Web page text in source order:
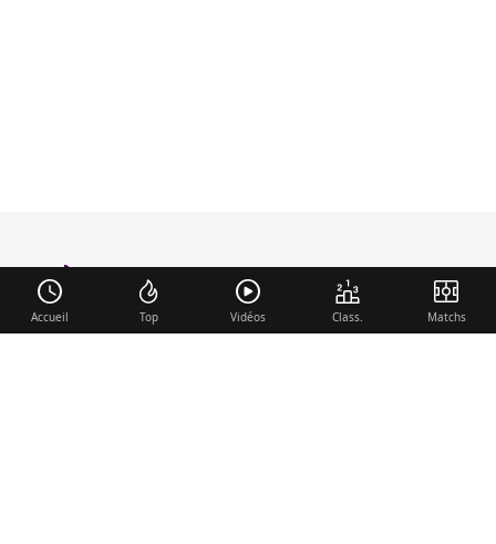
foot-anglais.com
Accueil Top Vidéos Class. Matchs